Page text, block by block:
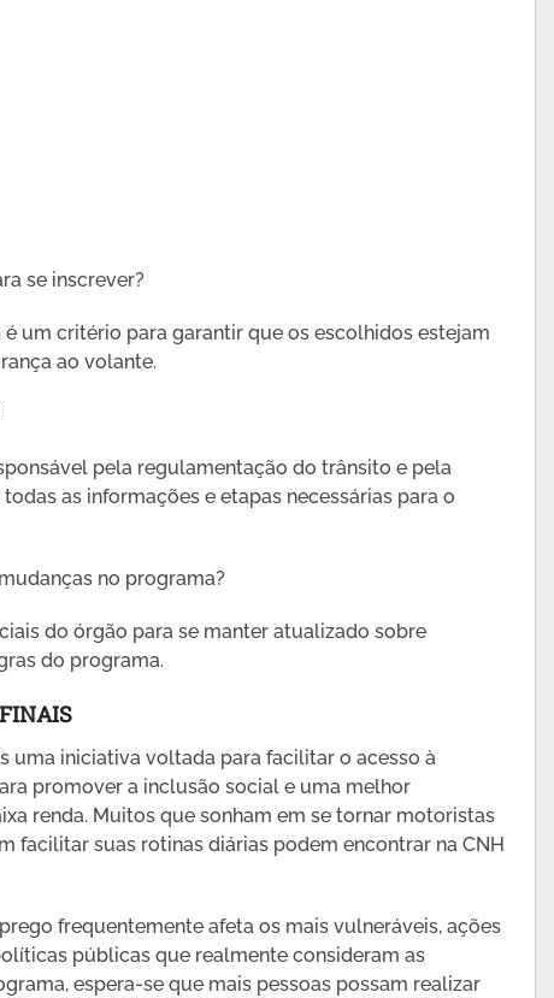
se inscrever?
um critério para garantir que os escolhidos estejam
ao volante.
pela regulamentação do trânsito e pela
as informações e etapas necessárias para o
no programa?
do órgão para se manter atualizado sobre
do programa.
uma iniciativa voltada para facilitar o acesso à
promover a inclusão social e uma melhor
renda. Muitos que sonham em se tornar motoristas
facilitar suas rotinas diárias podem encontrar na CNH
frequentemente afeta os mais vulneráveis, ações
públicas que realmente consideram as
espera-se que mais pessoas possam realizar